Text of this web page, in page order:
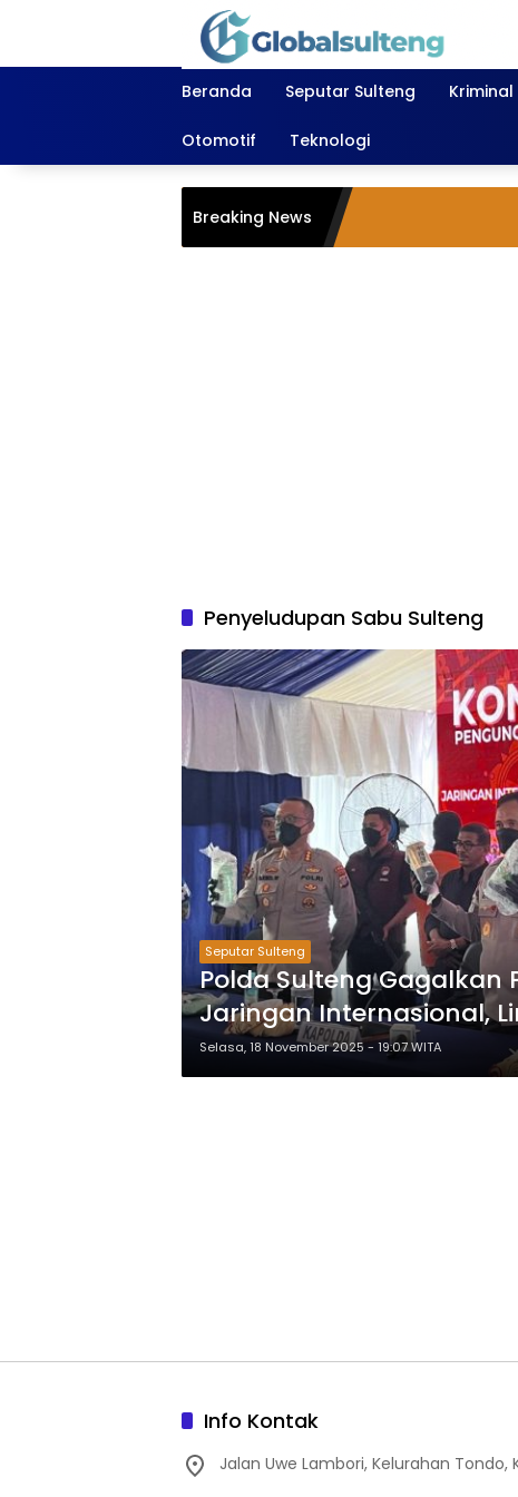
Beranda Seputar Sulteng
Otomotif Teknologi
Breaking News
Penyeludupan Sabu Sulteng
Seputar Sulteng
Polda Sulteng Gagalkan
Jaringan Internasional,
Selasa, 18 November 2025 - 19:07 WITA
Info Kontak
Jalan Uwe Lambori, Kelurahan